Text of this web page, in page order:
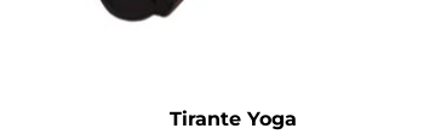
Tirante Yoga